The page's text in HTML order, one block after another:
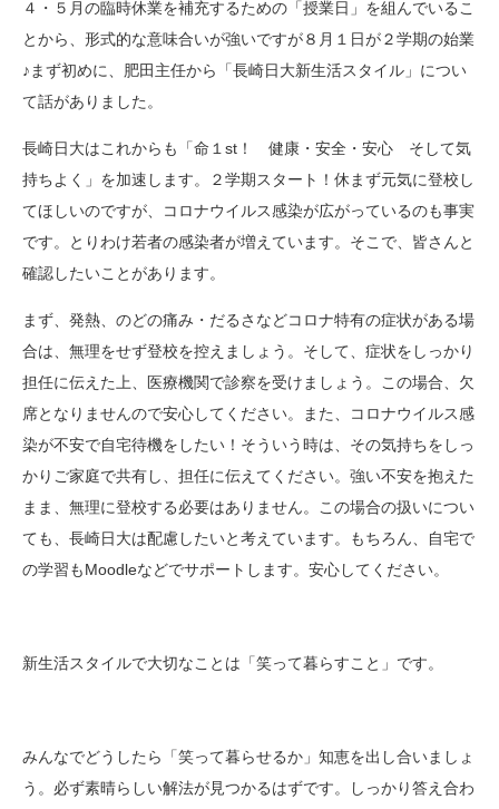
４・５月の臨時休業を補充するための「授業日」を組んでいるこ
とから、形式的な意味合いが強いですが８月１日が２学期の始業
♪まず初めに、肥田主任から「長崎日大新生活スタイル」につい
て話がありました。
長崎日大はこれからも「命１st！ 健康・安全・安心 そして気
持ちよく」を加速します。２学期スタート！休まず元気に登校し
てほしいのですが、コロナウイルス感染が広がっているのも事実
です。とりわけ若者の感染者が増えています。そこで、皆さんと
確認したいことがあります。
まず、発熱、のどの痛み・だるさなどコロナ特有の症状がある場
合は、無理をせず登校を控えましょう。そして、症状をしっかり
担任に伝えた上、医療機関で診察を受けましょう。この場合、欠
席となりませんので安心してください。また、コロナウイルス感
染が不安で自宅待機をしたい！そういう時は、その気持ちをしっ
かりご家庭で共有し、担任に伝えてください。強い不安を抱えた
まま、無理に登校する必要はありません。この場合の扱いについ
ても、長崎日大は配慮したいと考えています。もちろん、自宅で
の学習もMoodleなどでサポートします。安心してください。
新生活スタイルで大切なことは「笑って暮らすこと」です。
みんなでどうしたら「笑って暮らせるか」知恵を出し合いましょ
う。必ず素晴らしい解法が見つかるはずです。しっかり答え合わ